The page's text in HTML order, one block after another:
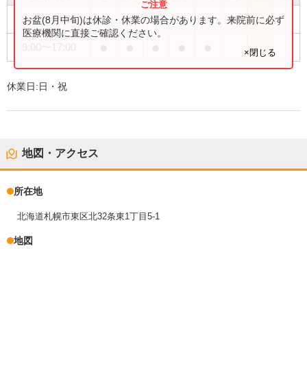
9:00〜 14:00 ●
お盆(8月中旬)は休診・休業の場合があります。来院前に必ず
医療機関に直接ご確認ください。
×閉じる
休業日:日・祝
地図・アクセス
所在地
北海道札幌市東区北32条東1丁目5-1
地図